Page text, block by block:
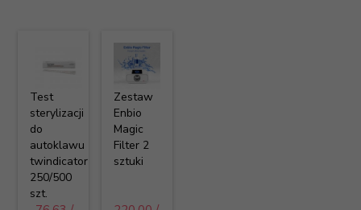
Test
sterylizacji
do
autoklawu
twindicator
250/500
szt.
Zestaw
Enbio
Magic
Filter 2
sztuki